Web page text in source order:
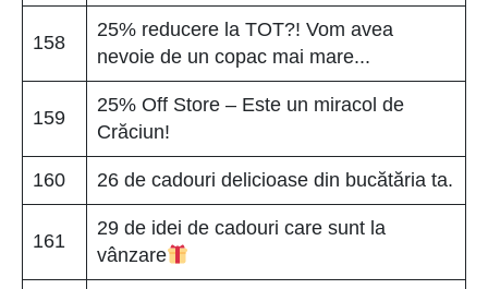
158
25% reducere la TOT?! Vom avea
nevoie de un copac mai mare...
159
25% Off Store – Este un miracol de
Crăciun!
160 26 de cadouri delicioase din bucătăria ta.
161
29 de idei de cadouri care sunt la
vânzare